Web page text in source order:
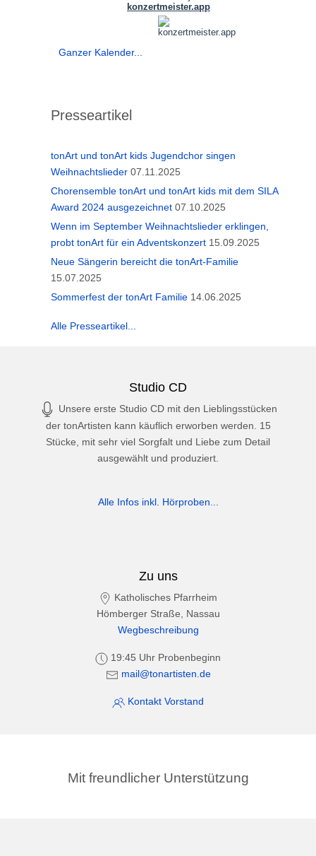
Ganzer Kalender...
Presseartikel
tonArt und tonArt kids Jugendchor singen
Weihnachtslieder 07.11.2025
Chorensemble tonArt und tonArt kids mit dem SILA
Award 2024 ausgezeichnet 07.10.2025
Wenn im September Weihnachtslieder erklingen,
probt tonArt für ein Adventskonzert 15.09.2025
Neue Sängerin bereicht die tonArt-Familie
15.07.2025
Sommerfest der tonArt Familie 14.06.2025
Alle Presseartikel...
Studio CD
Unsere erste Studio CD mit den Lieblingsstücken
der tonArtisten kann käuflich erworben werden. 15
Stücke, mit sehr viel Sorgfalt und Liebe zum Detail
ausgewählt und produziert.
Alle Infos inkl. Hörproben...
Zu uns
Katholisches Pfarrheim
Hömberger Straße, Nassau
Wegbeschreibung
19:45 Uhr Probenbeginn
mail@tonartisten.de
Kontakt Vorstand
Mit freundlicher Unterstützung